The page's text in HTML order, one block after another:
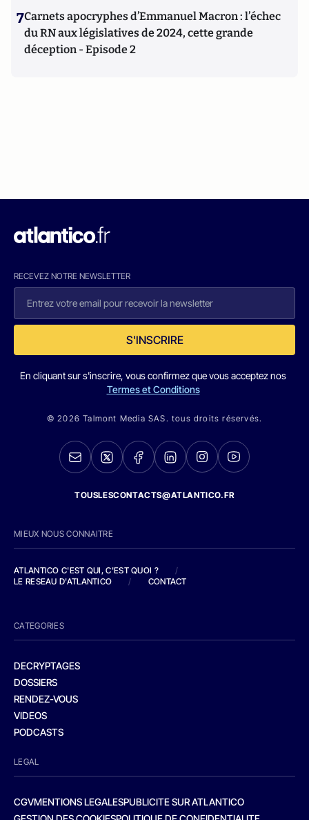
7Carnets apocryphes d’Emmanuel Macron : l’échec
du RN aux législatives de 2024, cette grande
déception - Episode 2
RECEVEZ NOTRE NEWSLETTER
S'INSCRIRE
En cliquant sur s'inscrire, vous confirmez que vous acceptez nos
Termes et Conditions
© 2026 Talmont Media SAS. tous droits réservés.
TOUSLESCONTACTS@ATLANTICO.FR
MIEUX NOUS CONNAITRE
ATLANTICO C'EST QUI, C'EST QUOI ?
/
LE RESEAU D'ATLANTICO
/ CONTACT
CATEGORIES
DECRYPTAGES
DOSSIERS
RENDEZ-VOUS
VIDEOS
PODCASTS
LEGAL
CGVMENTIONS LEGALESPUBLICITE SUR ATLANTICO